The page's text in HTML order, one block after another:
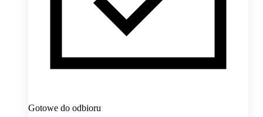
Gotowe do odbioru